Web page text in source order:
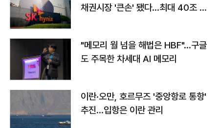
채권시장 '큰손' 됐다…최대 40조 투
"메모리 월 넘을 해법은 HBF"…구글
도 주목한 차세대 AI 메모리
이란·오만, 호르무즈 '중앙항로 통항'
추진…입항은 이란 관리